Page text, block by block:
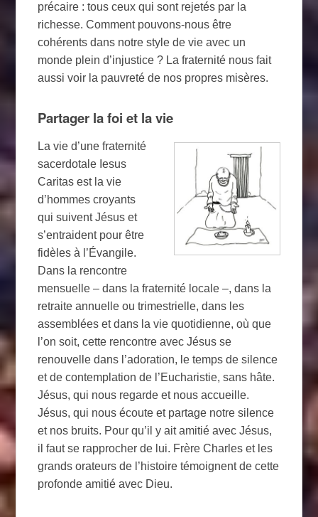
précaire : tous ceux qui sont rejetés par la
richesse. Comment pouvons-nous être
cohérents dans notre style de vie avec un
monde plein d’injustice ? La fraternité nous fait
aussi voir la pauvreté de nos propres misères.
Partager la foi et la vie
La vie d’une fraternité
sacerdotale Iesus
Caritas est la vie
d’hommes croyants
qui suivent Jésus et
s’entraident pour être
fidèles à l’Évangile.
Dans la rencontre
mensuelle – dans la fraternité locale –, dans la
retraite annuelle ou trimestrielle, dans les
assemblées et dans la vie quotidienne, où que
l’on soit, cette rencontre avec Jésus se
renouvelle dans l’adoration, le temps de silence
et de contemplation de l’Eucharistie, sans hâte.
Jésus, qui nous regarde et nous accueille.
Jésus, qui nous écoute et partage notre silence
et nos bruits. Pour qu’il y ait amitié avec Jésus,
il faut se rapprocher de lui. Frère Charles et les
grands orateurs de l’histoire témoignent de cette
profonde amitié avec Dieu.